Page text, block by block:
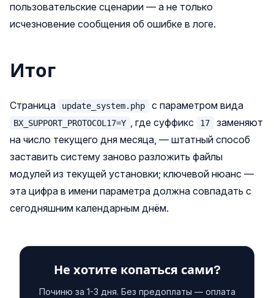
пользовательские сценарии — а не только
исчезновение сообщения об ошибке в логе.
Итог
Страница update_system.php с параметром вида
BX_SUPPORT_PROTOCOL17=Y , где суффикс 17
заменяют
на число текущего дня месяца, — штатный способ
заставить систему заново разложить файлы
модулей из текущей установки; ключевой нюанс —
эта цифра в имени параметра должна совпадать с
сегодняшним календарным днём.
Не хотите копаться сами?
Починю за 1-3 дня. Без предоплаты — оплата